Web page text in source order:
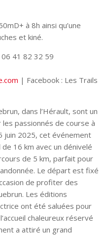
à 8h ainsi qu’une
et kiné.
06 41 82 32 59
| Facebook : Les Trails
dans l’Hérault, sont un
passionnés de course à
juin 2025, cet événement
16 km avec un dénivelé
de 5 km, parfait pour
Le départ est fixé
de profiter des
Les éditions
ont été saluées pour
chaleureux réservé
a attiré un grand